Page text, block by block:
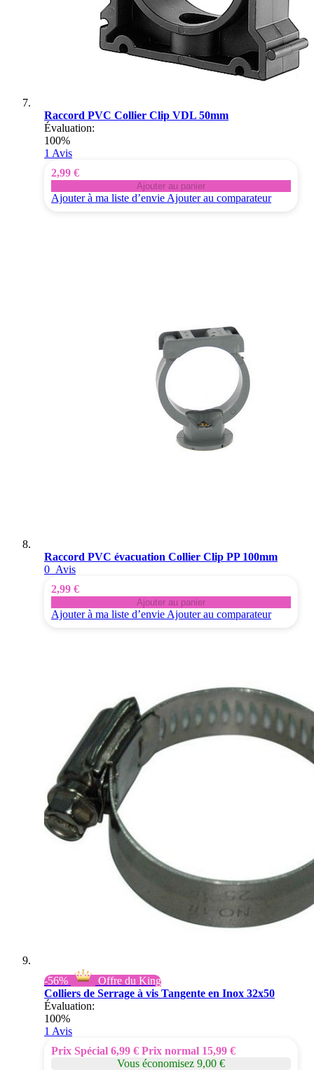
Raccord PVC Collier Clip VDL 50mm
Évaluation:
100%
1 Avis
2,99 €
Ajouter au panier
Ajouter à ma liste d’envie Ajouter au comparateur
Raccord PVC évacuation Collier Clip PP 100mm
0 Avis
2,99 €
Ajouter au panier
Ajouter à ma liste d’envie Ajouter au comparateur
-56%
Offre du King
Colliers de Serrage à vis Tangente en Inox 32x50
Évaluation:
100%
1 Avis
Prix Spécial 6,99 € Prix normal 15,99 €
Vous économisez 9,00 €